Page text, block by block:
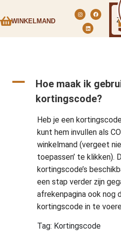
WINKELMAND
A
Hoe maak ik
kortingscode?
Heb je een
kunt hem invullen als
winkelmand (vergeet
toepassen’ te klikken).
kortingscode’s
een stap verder zijn
afrekenpagina ook nog
kortingscode in te
Tag: Kortingscode